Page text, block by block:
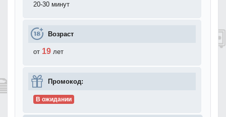
20-30 минут
Возраст
от 19 лет
Промокод:
В ожидании